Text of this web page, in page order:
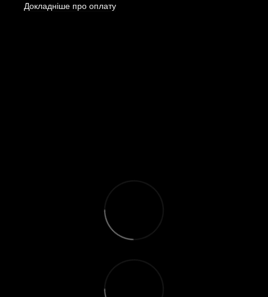
Докладніше про оплату